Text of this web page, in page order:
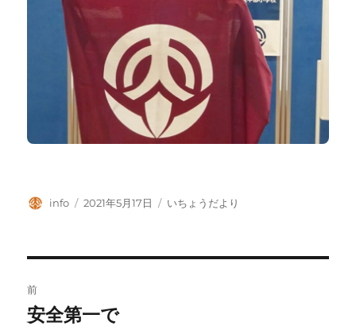
投
info
投
2021年5月17日
カ
いちょうだより
稿
前
前
安全第一で